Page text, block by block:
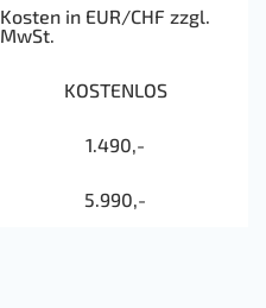
Kosten in EUR/CHF zzgl.
MwSt.
KOSTENLOS
1.490,-
5.990,-